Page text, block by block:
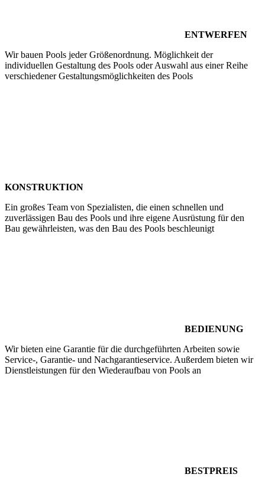
ENTWERFEN
Wir bauen Pools jeder Größenordnung. Möglichkeit der
individuellen Gestaltung des Pools oder Auswahl aus einer Reihe
verschiedener Gestaltungsmöglichkeiten des Pools
KONSTRUKTION
Ein großes Team von Spezialisten, die einen schnellen und
zuverlässigen Bau des Pools und ihre eigene Ausrüstung für den
Bau gewährleisten, was den Bau des Pools beschleunigt
BEDIENUNG
Wir bieten eine Garantie für die durchgeführten Arbeiten sowie
Service-, Garantie- und Nachgarantieservice. Außerdem bieten wir
Dienstleistungen für den Wiederaufbau von Pools an
BESTPREIS